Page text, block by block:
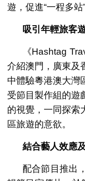
遊，促進“一程多站
吸引年輕旅客
《Hashtag
介紹澳門，廣東及
中體驗粵港澳大灣
受節目製作組的遊
的視覺，一同探索
區旅遊的意欲。
結合藝人效應
配合節目推出